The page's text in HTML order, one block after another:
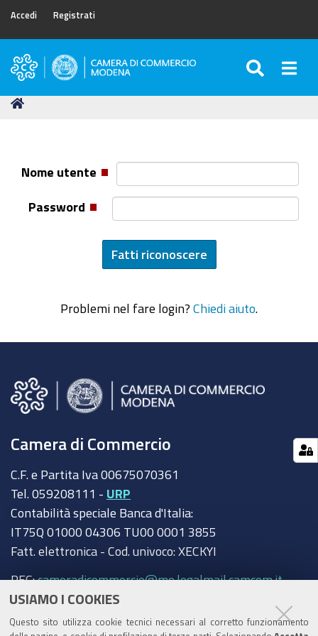
USIAMO I COOKIES
Questo sito utilizza cookie tecnici necessari al corretto funzionamento
Accedi Registrati
Camera
Commercio
Tu
Nome utente
Password
Problemi nel fare login? Chiedi aiuto
Camera di Commercio
C.F. e Partita Iva 00675070361
Tel. 059208111 - URP
Contabilità speciale Banca d'Italia:
IT75Q 01000 04306 TU00 0001 3855
Fatt. elettronica - Cod. univoco: XECKYI
PEC:cameradicommercio@mo.legalmail.camcom.it
Trasparenza